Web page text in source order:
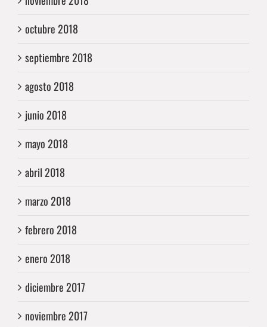
octubre 2018
septiembre 2018
agosto 2018
junio 2018
mayo 2018
abril 2018
marzo 2018
febrero 2018
enero 2018
diciembre 2017
noviembre 2017